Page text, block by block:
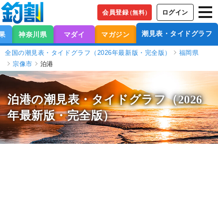
会員登録（無料） ログイン
神奈川県 マダイ マガジン 潮見表・タイドグラフ
全国の潮見表・タイドグラフ（2026年最新版・完全版）
福岡県
宗像市
泊港
泊港の潮見表・タイドグラフ（2026
年最新版・完全版）